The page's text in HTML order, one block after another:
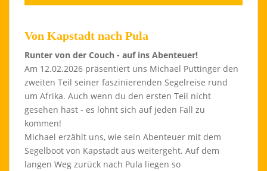
Von Kapstadt nach Pula
Runter von der Couch - auf ins Abenteuer!
Am 12.02.2026 präsentiert uns Michael Puttinger den
zweiten Teil seiner faszinierenden Segelreise rund
um Afrika. Auch wenn du den ersten Teil nicht
gesehen hast - es lohnt sich auf jeden Fall zu
kommen!
Michael erzählt uns, wie sein Abenteuer mit dem
Segelboot von Kapstadt aus weitergeht. Auf dem
langen Weg zurück nach Pula liegen so